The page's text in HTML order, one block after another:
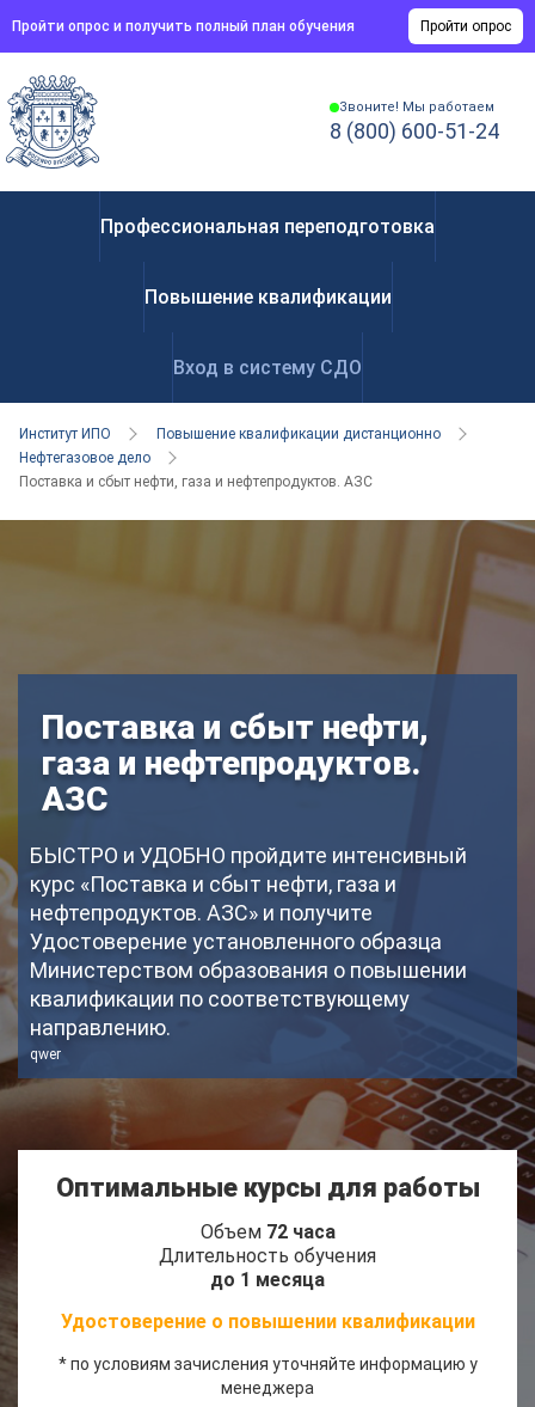
Пройти опрос и получить полный план обучения Пройти опрос
Звоните! Мы работаем
8 (800) 600-51-24
Профессиональная переподготовка
Повышение квалификации
Вход в систему СДО
Институт ИПО
Повышение квалификации дистанционно
Нефтегазовое дело
Поставка и сбыт нефти, газа и нефтепродуктов. АЗС
Поставка и сбыт нефти,
газа и нефтепродуктов.
АЗС
БЫСТРО и УДОБНО пройдите интенсивный
курс «Поставка и сбыт нефти, газа и
нефтепродуктов. АЗС» и получите
Удостоверение установленного образца
Министерством образования о повышении
квалификации по соответствующему
направлению.
qwer
Оптимальные курсы для работы
Объем 72 часа
Длительность обучения
до 1 месяца
Удостоверение о повышении квалификации
* по условиям зачисления уточняйте информацию у
менеджера